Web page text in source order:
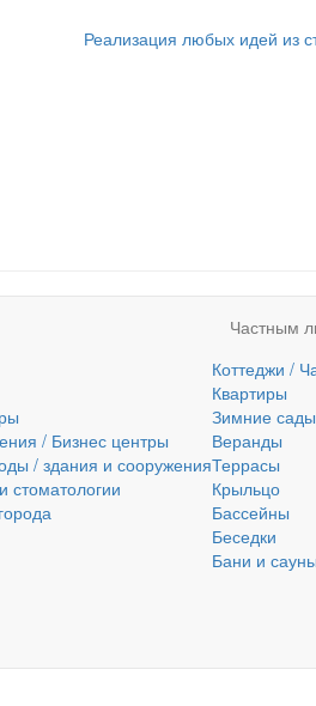
Реализация любых идей из
/ Бизнес центры
/ здания и сооружения
стоматологии
Частным
Коттеджи /
Квартиры
Зимние сады
Веранды
Террасы
Крыльцо
Бассейны
Беседки
Бани и сауны